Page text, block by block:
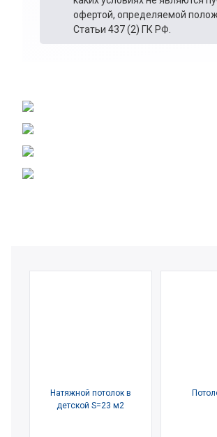
офертой, определяемой
Статьи 437 (2) ГК РФ.
Натяжной потолок в
детской S=23 м2